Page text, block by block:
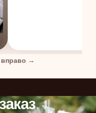
вправо →